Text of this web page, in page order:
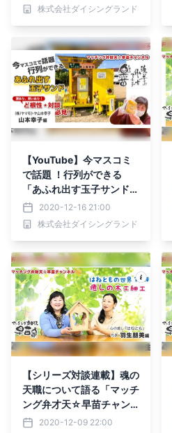
財天☆早苗チャンネル
株式会社ダイシングランド
【YouTube】今マスコミ
で話題 ！行列ができる
「あふれ出す玉子サンド」
ど根性対談～マッチング弁
財天☆早苗チャンネル
2020-12-16 21:00
株式会社ダイシングランド
【シリーズ対談連載】魂の
天職について語る「マッチ
ング弁才天☆早苗チャン
ネル」2020-12-09 22:00